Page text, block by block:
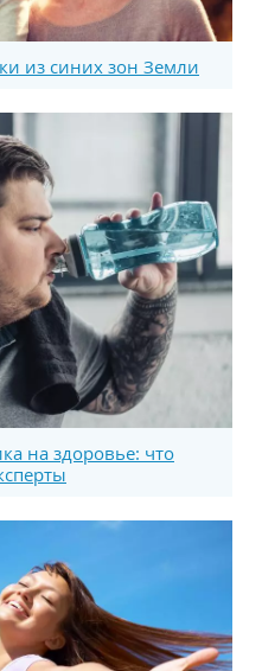
из синих зон Земли
на здоровье: что